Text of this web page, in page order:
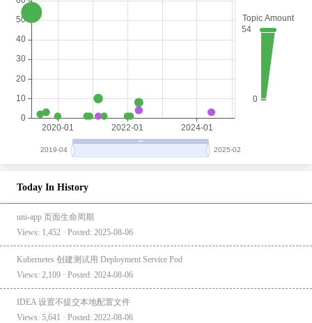
Today In History
uni-app 页面生命周期
Views: 1,452 · Posted: 2025-08-06
Kubernetes 创建测试用 Deployment Service Pod
Views: 2,109 · Posted: 2024-08-06
IDEA 设置不提交本地配置文件
Views: 5,641 · Posted: 2022-08-06